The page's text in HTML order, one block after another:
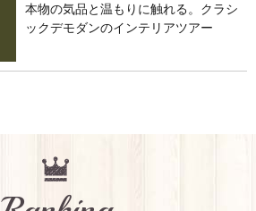
本物の気品と温もりに触れる。クラシ
ックデモダンのインテリアツアー